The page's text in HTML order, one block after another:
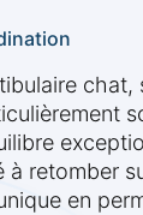
chat,
à retomber
en